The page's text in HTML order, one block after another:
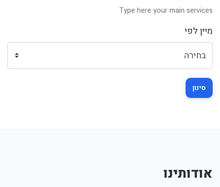
Type here your main services
מיין לפי
סינון
אודותינו